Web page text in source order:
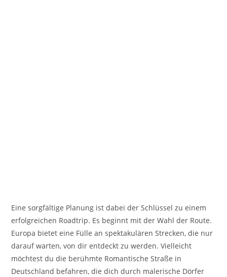
Eine sorgfältige Planung ist dabei der Schlüssel zu einem
erfolgreichen Roadtrip. Es beginnt mit der Wahl der Route.
Europa bietet eine Fülle an spektakulären Strecken, die nur
darauf warten, von dir entdeckt zu werden. Vielleicht
möchtest du die berühmte Romantische Straße in
Deutschland befahren, die dich durch malerische Dörfer